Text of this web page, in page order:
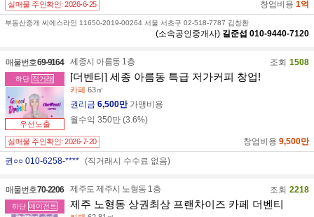
실매물 주인확인: 2026-6-25 창업비용 1억
부동산중개 씨에스라인 11650-2019-00264 서울 서초구 02-518-7787 김창환
(소속공인중개사) 길준섭 010-9440-7120
매물번호69-9164
하단 직거래
우선노출
세종시 아름동 1층 조회 1508
[더벤티] 세종 아름동 특급 저가커피 창업!
카페 63㎡
권리금 6,500만 가맹비용
월수익 350만 (3.6%)
실매물 주인확인: 2026-7-20 창업비용 9,500만
권○○ 010-6258-**** (직거래시 수수료 없음)
매물번호70-2206
하단 에이전트
제주도 제주시 노형동 1층 조회 2218
제주 노형동 상권최상 프랜차이즈 카페 더벤티